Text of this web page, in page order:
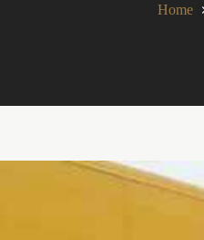
Home